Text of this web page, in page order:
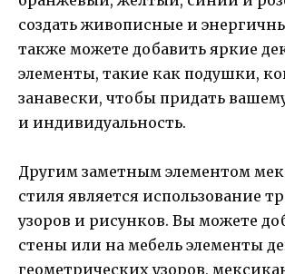
создать живописные и
также можете добавить яркие
элементы, такие как подушки,
занавески, чтобы придать
и индивидуальность.
Другим заметным элементом
стиля является использование
узоров и рисунков. Вы можете
стены или на мебель элементы
геометрических узоров,